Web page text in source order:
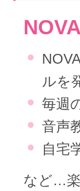
ルを
毎週
音声
自宅
など…